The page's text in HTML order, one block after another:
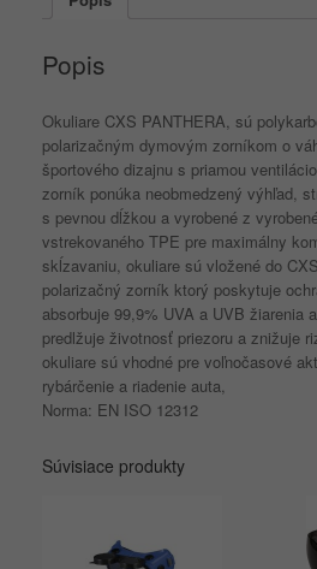
Popis
Okuliare CXS PANTHERA, sú
polarizačným dymovým zorníkom o
športového dizajnu s priamou
zorník ponúka neobmedzený výhľad,
s pevnou dĺžkou a vyrobené z
vstrekovaného TPE pre maximálny
skĺzavaniu, okuliare sú vložené do
polarizačný zorník ktorý poskytuje
absorbuje 99,9% UVA a UVB žiarenia
predlžuje životnosť priezoru a znižuje
okuliare sú vhodné pre voľnočasové
rybárčenie a riadenie auta,
Norma: EN ISO 12312
Súvisiace produkty